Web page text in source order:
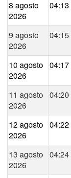
8 agosto
2026
04:13
9 agosto
2026
04:15
10 agosto
2026
04:17
11 agosto
2026
04:20
12 agosto
2026
04:22
13 agosto
2026
04:24